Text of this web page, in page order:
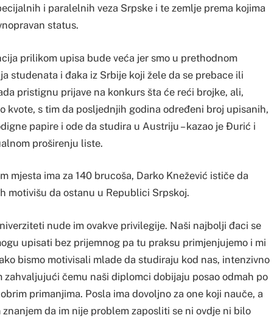
i paralelnih veza Srpske i te zemlje prema kojima
status.
prilikom upisa bude veća jer smo u prethodnom
studenata i đaka iz Srbije koji žele da se prebace ili
pristignu prijave na konkurs šta će reći brojke, ali,
kvote, s tim da posljednjih godina određeni broj upisanih,
papire i ode da studira u Austriju – kazao je Đurić i
proširenju liste.
mjesta ima za 140 brucoša, Darko Knežević ističe da
motivišu da ostanu u Republici Srpskoj.
nude im ovakve privilegije. Naši najbolji đaci se
upisati bez prijemnog pa tu praksu primjenjujemo i mi
bismo motivisali mlade da studiraju kod nas, intenzivno
čemu naši diplomci dobijaju posao odmah po
primanjima. Posla ima dovoljno za one koji nauče, a
da im nije problem zaposliti se ni ovdje ni bilo